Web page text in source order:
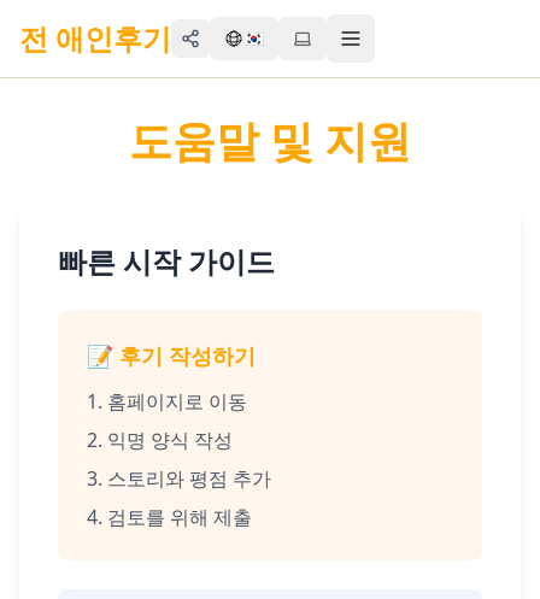
전 애인후기 Share 🇰🇷 Toggle menu
도움말 및 지원
빠른 시작 가이드
📝 후기 작성하기
홈페이지로 이동
익명 양식 작성
스토리와 평점 추가
검토를 위해 제출